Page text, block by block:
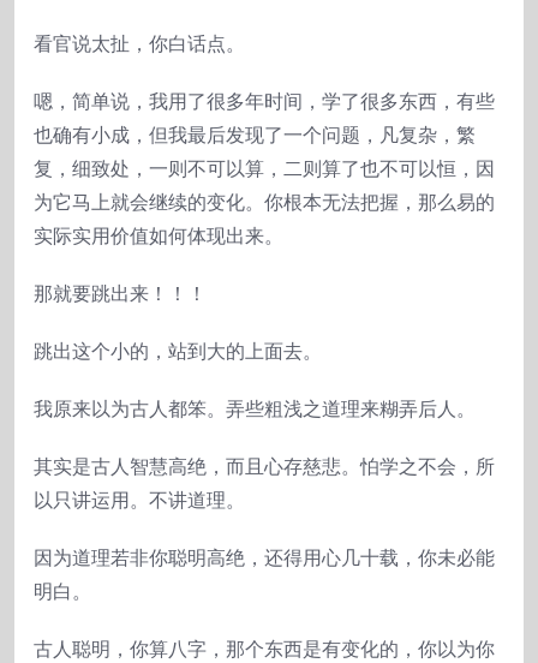
看官说太扯，你白话点。
嗯，简单说，我用了很多年时间，学了很多东西，有些
也确有小成，但我最后发现了一个问题，凡复杂，繁
复，细致处，一则不可以算，二则算了也不可以恒，因
为它马上就会继续的变化。你根本无法把握，那么易的
实际实用价值如何体现出来。
那就要跳出来！！！
跳出这个小的，站到大的上面去。
我原来以为古人都笨。弄些粗浅之道理来糊弄后人。
其实是古人智慧高绝，而且心存慈悲。怕学之不会，所
以只讲运用。不讲道理。
因为道理若非你聪明高绝，还得用心几十载，你未必能
明白。
古人聪明，你算八字，那个东西是有变化的，你以为你